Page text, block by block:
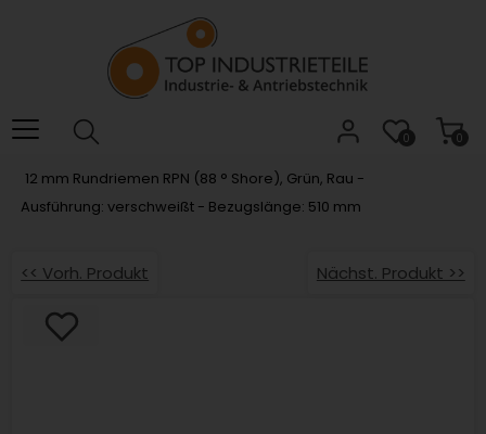
das
Barrierefreiheitsmenü
0
0
12 mm Rundriemen RPN (88 ° Shore), Grün, Rau -
Ausführung: verschweißt - Bezugslänge: 510 mm
<< Vorh. Produkt Nächst. Produkt >>